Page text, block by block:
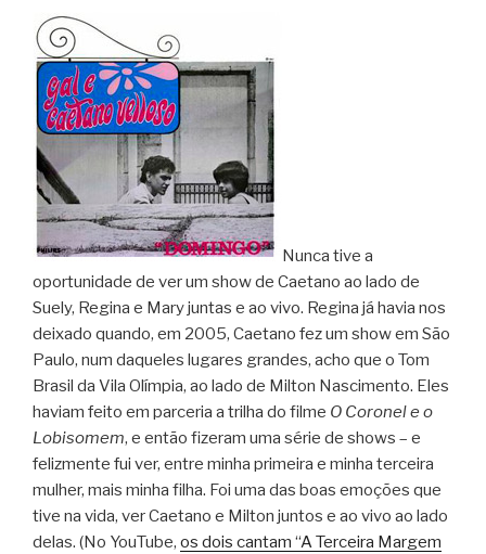
Nunca tive a
oportunidade de ver um show de Caetano ao lado de
Suely, Regina e Mary juntas e ao vivo. Regina já havia nos
deixado quando, em 2005, Caetano fez um show em São
Paulo, num daqueles lugares grandes, acho que o Tom
Brasil da Vila Olímpia, ao lado de Milton Nascimento. Eles
haviam feito em parceria a trilha do filme O Coronel e o
Lobisomem, e então fizeram uma série de shows – e
felizmente fui ver, entre minha primeira e minha terceira
mulher, mais minha filha. Foi uma das boas emoções que
tive na vida, ver Caetano e Milton juntos e ao vivo ao lado
delas. (No YouTube, os dois cantam “A Terceira Margem